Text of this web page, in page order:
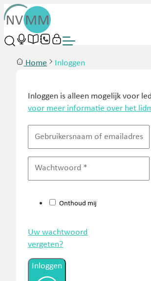
Home Inloggen
Inloggen is alleen mogelijk voor
voor meer informatie over het
Onthoud mij
Uw wachtwoord
vergeten?
Inloggen